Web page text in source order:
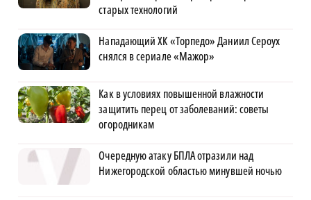
старых технологий
Нападающий ХК «Торпедо» Даниил Сероух
снялся в сериале «Мажор»
Как в условиях повышенной влажности
защитить перец от заболеваний: советы
огородникам
Очередную атаку БПЛА отразили над
Нижегородской областью минувшей ночью